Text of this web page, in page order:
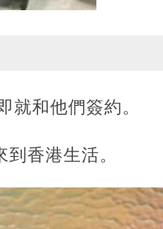
就和他們簽約。
香港生活。